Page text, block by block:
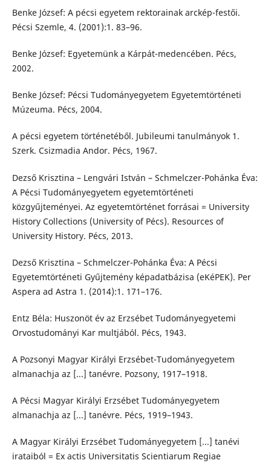
Benke József: A pécsi egyetem rektorainak arckép-festői.
Pécsi Szemle, 4. (2001):1. 83–96.
Benke József: Egyetemünk a Kárpát-medencében. Pécs,
2002.
Benke József: Pécsi Tudományegyetem Egyetemtörténeti
Múzeuma. Pécs, 2004.
A pécsi egyetem történetéből. Jubileumi tanulmányok 1.
Szerk. Csizmadia Andor. Pécs, 1967.
Dezső Krisztina – Lengvári István – Schmelczer-Pohánka Éva:
A Pécsi Tudományegyetem egyetemtörténeti
közgyűjteményei. Az egyetemtörténet forrásai = University
History Collections (University of Pécs). Resources of
University History. Pécs, 2013.
Dezső Krisztina – Schmelczer-Pohánka Éva: A Pécsi
Egyetemtörténeti Gyűjtemény képadatbázisa (eKéPEK). Per
Aspera ad Astra 1. (2014):1. 171–176.
Entz Béla: Huszonöt év az Erzsébet Tudományegyetemi
Orvostudományi Kar multjából. Pécs, 1943.
A Pozsonyi Magyar Királyi Erzsébet-Tudományegyetem
almanachja az [...] tanévre. Pozsony, 1917–1918.
A Pécsi Magyar Királyi Erzsébet Tudományegyetem
almanachja az [...] tanévre. Pécs, 1919–1943.
A Magyar Királyi Erzsébet Tudományegyetem [...] tanévi
irataiból = Ex actis Universitatis Scientiarum Regiae